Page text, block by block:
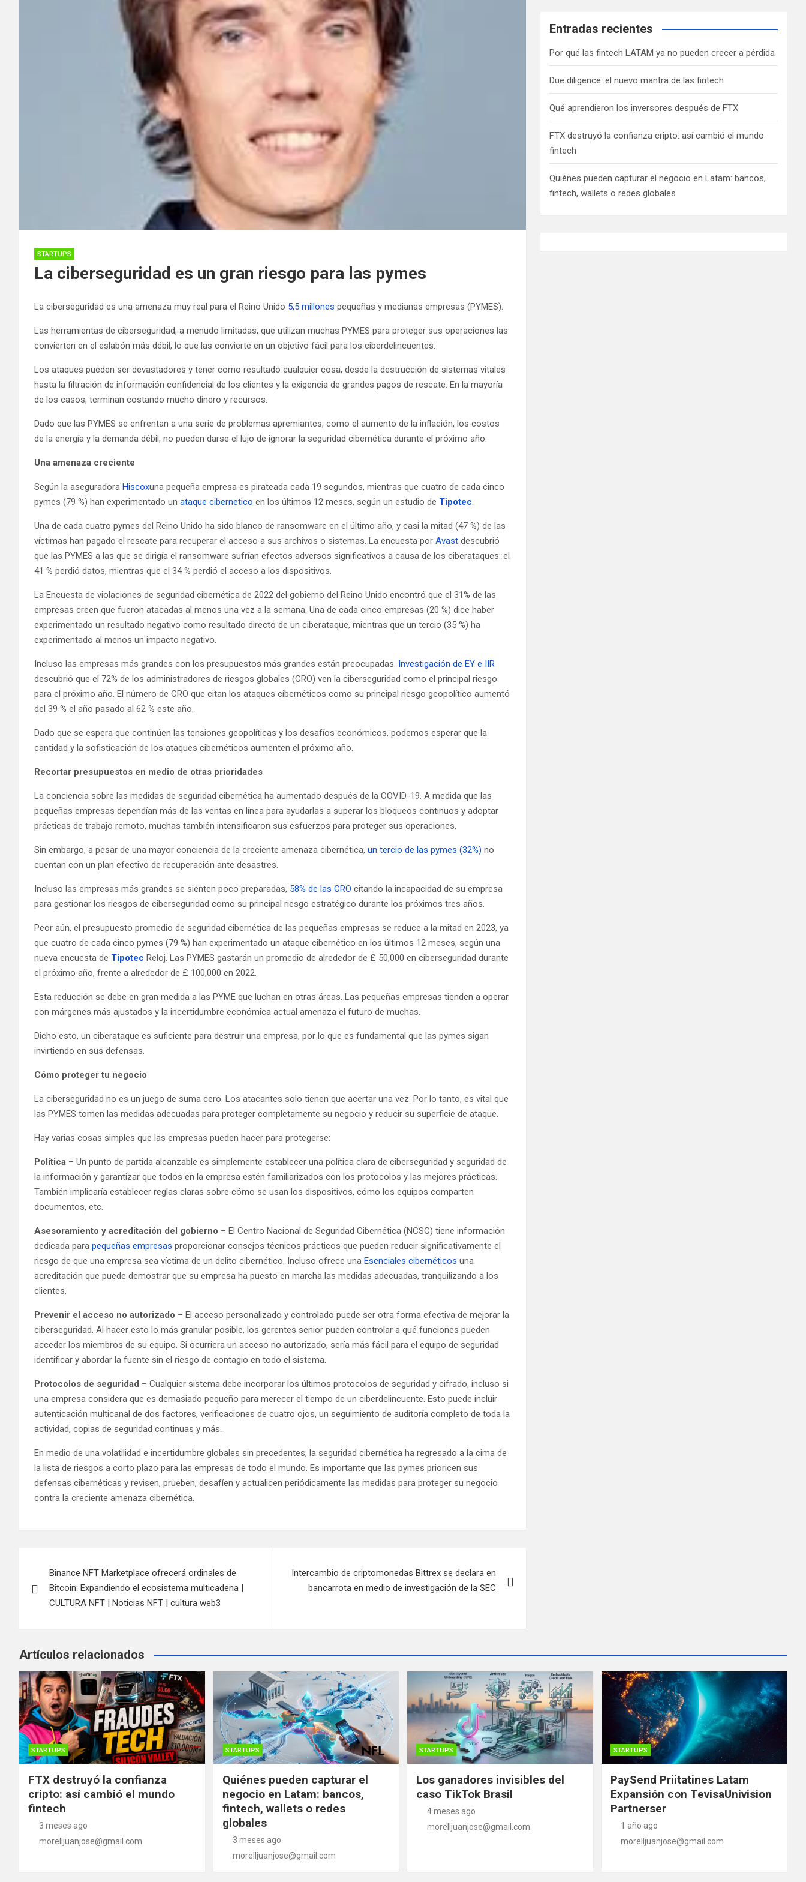
STARTUPS
La ciberseguridad es un gran riesgo para las pymes
La ciberseguridad es una amenaza muy real para el Reino Unido 5,5 millones pequeñas y medianas empresas (PYMES).
Las herramientas de ciberseguridad, a menudo limitadas, que utilizan muchas PYMES para proteger sus operaciones las
convierten en el eslabón más débil, lo que las convierte en un objetivo fácil para los ciberdelincuentes.
Los ataques pueden ser devastadores y tener como resultado cualquier cosa, desde la destrucción de sistemas vitales
hasta la filtración de información confidencial de los clientes y la exigencia de grandes pagos de rescate. En la mayoría
de los casos, terminan costando mucho dinero y recursos.
Dado que las PYMES se enfrentan a una serie de problemas apremiantes, como el aumento de la inflación, los costos
de la energía y la demanda débil, no pueden darse el lujo de ignorar la seguridad cibernética durante el próximo año.
Una amenaza creciente
Según la aseguradora Hiscoxuna pequeña empresa es pirateada cada 19 segundos, mientras que cuatro de cada cinco
pymes (79 %) han experimentado un ataque cibernetico en los últimos 12 meses, según un estudio de Tipotec.
Una de cada cuatro pymes del Reino Unido ha sido blanco de ransomware en el último año, y casi la mitad (47 %) de las
víctimas han pagado el rescate para recuperar el acceso a sus archivos o sistemas. La encuesta por Avast descubrió
que las PYMES a las que se dirigía el ransomware sufrían efectos adversos significativos a causa de los ciberataques: el
41 % perdió datos, mientras que el 34 % perdió el acceso a los dispositivos.
La Encuesta de violaciones de seguridad cibernética de 2022 del gobierno del Reino Unido encontró que el 31% de las
empresas creen que fueron atacadas al menos una vez a la semana. Una de cada cinco empresas (20 %) dice haber
experimentado un resultado negativo como resultado directo de un ciberataque, mientras que un tercio (35 %) ha
experimentado al menos un impacto negativo.
Incluso las empresas más grandes con los presupuestos más grandes están preocupadas. Investigación de EY e IIR
descubrió que el 72% de los administradores de riesgos globales (CRO) ven la ciberseguridad como el principal riesgo
para el próximo año. El número de CRO que citan los ataques cibernéticos como su principal riesgo geopolítico aumentó
del 39 % el año pasado al 62 % este año.
Dado que se espera que continúen las tensiones geopolíticas y los desafíos económicos, podemos esperar que la
cantidad y la sofisticación de los ataques cibernéticos aumenten el próximo año.
Recortar presupuestos en medio de otras prioridades
La conciencia sobre las medidas de seguridad cibernética ha aumentado después de la COVID-19. A medida que las
pequeñas empresas dependían más de las ventas en línea para ayudarlas a superar los bloqueos continuos y adoptar
prácticas de trabajo remoto, muchas también intensificaron sus esfuerzos para proteger sus operaciones.
Sin embargo, a pesar de una mayor conciencia de la creciente amenaza cibernética, un tercio de las pymes (32%) no
cuentan con un plan efectivo de recuperación ante desastres.
Incluso las empresas más grandes se sienten poco preparadas, 58% de las CRO citando la incapacidad de su empresa
para gestionar los riesgos de ciberseguridad como su principal riesgo estratégico durante los próximos tres años.
Peor aún, el presupuesto promedio de seguridad cibernética de las pequeñas empresas se reduce a la mitad en 2023, ya
que cuatro de cada cinco pymes (79 %) han experimentado un ataque cibernético en los últimos 12 meses, según una
nueva encuesta de Tipotec Reloj. Las PYMES gastarán un promedio de alrededor de £ 50,000 en ciberseguridad durante
el próximo año, frente a alrededor de £ 100,000 en 2022.
Esta reducción se debe en gran medida a las PYME que luchan en otras áreas. Las pequeñas empresas tienden a operar
con márgenes más ajustados y la incertidumbre económica actual amenaza el futuro de muchas.
Dicho esto, un ciberataque es suficiente para destruir una empresa, por lo que es fundamental que las pymes sigan
invirtiendo en sus defensas.
Cómo proteger tu negocio
La ciberseguridad no es un juego de suma cero. Los atacantes solo tienen que acertar una vez. Por lo tanto, es vital que
las PYMES tomen las medidas adecuadas para proteger completamente su negocio y reducir su superficie de ataque.
Hay varias cosas simples que las empresas pueden hacer para protegerse:
Política – Un punto de partida alcanzable es simplemente establecer una política clara de ciberseguridad y seguridad de
la información y garantizar que todos en la empresa estén familiarizados con los protocolos y las mejores prácticas.
También implicaría establecer reglas claras sobre cómo se usan los dispositivos, cómo los equipos comparten
documentos, etc.
Asesoramiento y acreditación del gobierno – El Centro Nacional de Seguridad Cibernética (NCSC) tiene información
dedicada para pequeñas empresas proporcionar consejos técnicos prácticos que pueden reducir significativamente el
riesgo de que una empresa sea víctima de un delito cibernético. Incluso ofrece una Esenciales cibernéticos una
acreditación que puede demostrar que su empresa ha puesto en marcha las medidas adecuadas, tranquilizando a los
clientes.
Prevenir el acceso no autorizado – El acceso personalizado y controlado puede ser otra forma efectiva de mejorar la
ciberseguridad. Al hacer esto lo más granular posible, los gerentes senior pueden controlar a qué funciones pueden
acceder los miembros de su equipo. Si ocurriera un acceso no autorizado, sería más fácil para el equipo de seguridad
identificar y abordar la fuente sin el riesgo de contagio en todo el sistema.
Protocolos de seguridad – Cualquier sistema debe incorporar los últimos protocolos de seguridad y cifrado, incluso si
una empresa considera que es demasiado pequeño para merecer el tiempo de un ciberdelincuente. Esto puede incluir
autenticación multicanal de dos factores, verificaciones de cuatro ojos, un seguimiento de auditoría completo de toda la
actividad, copias de seguridad continuas y más.
En medio de una volatilidad e incertidumbre globales sin precedentes, la seguridad cibernética ha regresado a la cima de
la lista de riesgos a corto plazo para las empresas de todo el mundo. Es importante que las pymes prioricen sus
defensas cibernéticas y revisen, prueben, desafíen y actualicen periódicamente las medidas para proteger su negocio
contra la creciente amenaza cibernética.
de
entradas
Binance NFT Marketplace ofrecerá ordinales de
Bitcoin: Expandiendo el ecosistema multicadena |
CULTURA NFT | Noticias NFT | cultura web3
Intercambio de criptomonedas Bittrex se declara en
bancarrota en medio de investigación de la SEC
Entradas recientes
Por qué las fintech LATAM ya no pueden crecer a pérdida
Due diligence: el nuevo mantra de las fintech
Qué aprendieron los inversores después de FTX
FTX destruyó la confianza cripto: así cambió el mundo
fintech
Quiénes pueden capturar el negocio en Latam: bancos,
fintech, wallets o redes globales
Artículos relacionados
STARTUPS
FTX destruyó la confianza
cripto: así cambió el mundo
fintech
3 meses ago
morelljuanjose@gmail.com
STARTUPS
Quiénes pueden capturar el
negocio en Latam: bancos,
fintech, wallets o redes
globales
3 meses ago
morelljuanjose@gmail.com
STARTUPS
Los ganadores invisibles del
caso TikTok Brasil
4 meses ago
morelljuanjose@gmail.com
STARTUPS
PaySend Priitatines Latam
Expansión con TevisaUnivision
Partnerser
1 año ago
morelljuanjose@gmail.com